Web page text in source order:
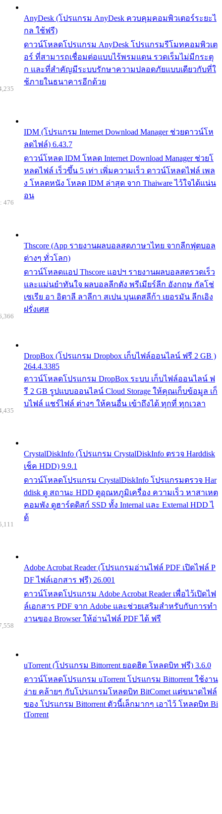
AnyDesk (โปรแกรม AnyDesk ควบคุมคอมพิวเตอร์ระยะไ
กล ใช้ฟรี)
ดาวน์โหลดโปรแกรม AnyDesk โปรแกรมรีโมทคอมพิวเต
อร์ ที่สามารถเชื่อมต่อแบบไร้พรมแดน รวดเร็มไม่มีกระตุ
ก และที่สำคัญมีระบบรักษาความปลอดภัยแบบเดียวกับที่ใ
ช้ภายในธนาคารอีกด้วย
IDM (โปรแกรม Internet Download Manager ช่วยดาวน์โห
ลดไฟล์) 6.43.7
ดาวน์โหลด IDM โหลด Internet Download Manager ช่วยโ
หลดไฟล์ เร็วขึ้น 5 เท่า เพิ่มความเร็ว ดาวน์โหลดไฟล์ เพล
ง โหลดหนัง โหลด IDM ล่าสุด จาก Thaiware ไว้ใจได้แน่น
อน
Thscore (App รายงานผลบอลสดภาษาไทย จากลีกฟุตบอล
ต่างๆ ทั่วโลก)
ดาวน์โหลดแอป Thscore แอปฯ รายงานผลบอลสดรวดเร็ว
และแม่นยำทันใจ ผลบอลลีกดัง พรีเมียร์ลีก อังกฤษ กัลโช่
เซเรีย อา อิตาลี ลาลีกา สเปน บุนเดสลีก้า เยอรมัน ลีกเอิง
ฝรั่งเศส
476
DropBox (โปรแกรม Dropbox เก็บไฟล์ออนไลน์ ฟรี 2 GB )
264.4.3385
ดาวน์โหลดโปรแกรม DropBox ระบบ เก็บไฟล์ออนไลน์ ฟ
รี 2 GB รูปแบบออนไลน์ Cloud Storage ให้คุณเก็บข้อมูล เก็
บไฟล์ แชร์ไฟล์ ต่างๆ ให้คนอื่น เข้าถึงได้ ทุกที่ ทุกเวลา
CrystalDiskInfo (โปรแกรม CrystalDiskInfo ตรวจ Harddisk
เช็ค HDD) 9.9.1
ดาวน์โหลดโปรแกรม CrystalDiskInfo โปรแกรมตรวจ Har
ddisk ดู สถานะ HDD ดูอุณหภูมิเครื่อง ความเร็ว หาสาเหต
คอมพัง ดูฮาร์ดดิสก์ SSD ทั้ง Internal และ External HDD ไ
ด้
Adobe Acrobat Reader (โปรแกรมอ่านไฟล์ PDF เปิดไฟล์ P
DF ไฟล์เอกสาร ฟรี) 26.001
ดาวน์โหลดโปรแกรม Adobe Acrobat Reader เพื่อไว้เปิดไฟ
ล์เอกสาร PDF จาก Adobe และช่วยเสริมสำหรับกับการทำ
งานของ Browser ให้อ่านไฟล์ PDF ได้ ฟรี
uTorrent (โปรแกรม Bittorrent ยอดฮิต โหลดบิท ฟรี) 3.6.0
ดาวน์โหลดโปรแกรม uTorrent โปรแกรม Bittorrent ใช้งาน
ง่าย คล้ายๆ กับโปรแกรมโหลดบิท BitComet แต่ขนาดไฟล์
ของ โปรแกรม Bittorrent ตัวนี้เล็กมากๆ เอาไว้ โหลดบิท Bi
tTorrent